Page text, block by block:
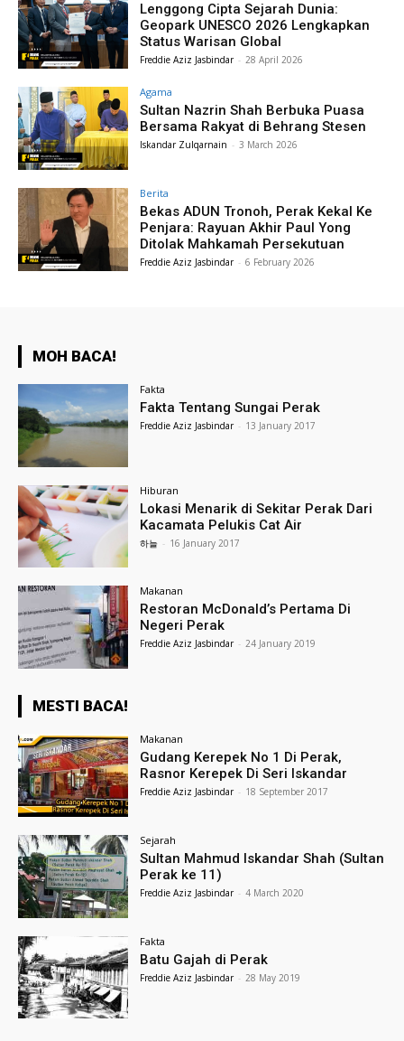
Lenggong Cipta Sejarah Dunia:
Geopark UNESCO 2026 Lengkapkan
Status Warisan Global
Freddie Aziz Jasbindar - 28 April 2026
Agama
Sultan Nazrin Shah Berbuka Puasa
Bersama Rakyat di Behrang Stesen
Iskandar Zulqarnain - 3 March 2026
Berita
Bekas ADUN Tronoh, Perak Kekal Ke
Penjara: Rayuan Akhir Paul Yong
Ditolak Mahkamah Persekutuan
Freddie Aziz Jasbindar - 6 February 2026
MOH BACA!
Fakta
Fakta Tentang Sungai Perak
Freddie Aziz Jasbindar - 13 January 2017
Hiburan
Lokasi Menarik di Sekitar Perak Dari
Kacamata Pelukis Cat Air
하늘 - 16 January 2017
Makanan
Restoran McDonald’s Pertama Di
Negeri Perak
Freddie Aziz Jasbindar - 24 January 2019
MESTI BACA!
Makanan
Gudang Kerepek No 1 Di Perak,
Rasnor Kerepek Di Seri Iskandar
Freddie Aziz Jasbindar - 18 September 2017
Sejarah
Sultan Mahmud Iskandar Shah (Sultan
Perak ke 11)
Freddie Aziz Jasbindar - 4 March 2020
Fakta
Batu Gajah di Perak
Freddie Aziz Jasbindar - 28 May 2019